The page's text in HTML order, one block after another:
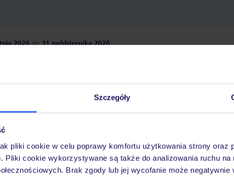
Szczegóły
pliki cookie w celu poprawy komfortu użytkowania strony oraz
Pliki cookie wykorzystywane są także do analizowania ruchu na
Brak zgody lub jej wycofanie może negatywnie
2026do31 października 2026